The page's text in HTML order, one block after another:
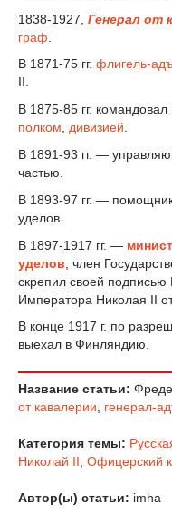
1838-1927, Генерал от
граф
В 1871-75 гг. флигель-
II.
В 1875-85 гг.
полком
дивизией
В 1891-93 гг. —
частью.
В 1893-97 гг. —
уделов.
В 1897-1917 гг. —
уделов , член
скрепил своей
Императора Николая II
В конце 1917 г. по
выехал в Финляндию.
Название статьи:
от кавалерии, генерал-
Категория темы:
Николай II, Офицерский
Автор(ы) статьи: imha